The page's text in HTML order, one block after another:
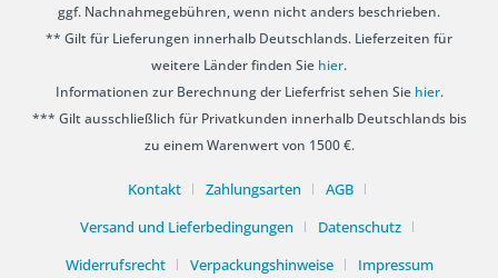
ggf. Nachnahmegebühren, wenn nicht anders beschrieben.
** Gilt für Lieferungen innerhalb Deutschlands. Lieferzeiten für
weitere Länder finden Sie hier.
Informationen zur Berechnung der Lieferfrist sehen Sie hier.
*** Gilt ausschließlich für Privatkunden innerhalb Deutschlands bis
zu einem Warenwert von 1500 €.
Kontakt Zahlungsarten
AGB
Versand und Lieferbedingungen
Datenschutz
Widerrufsrecht
Verpackungshinweise Impressum